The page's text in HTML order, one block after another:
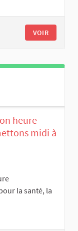
VOIR
heure
midi à
la santé, la